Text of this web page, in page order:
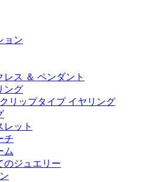
ョン
レス ＆ ペンダント
ング
クリップタイプ イヤリング
レット
チ
ム
のジュエリー